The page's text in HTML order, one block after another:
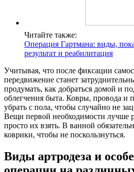
Читайте также:
Операция Гартмана: виды,
результат и реабилитация
Учитывая, что после фиксации
передвижение станет
продумать, как добраться домой и
облегчения быта. Ковры, провода и
убрать с пола, чтобы случайно не
Вещи первой необходимости лучше
просто их взять. В ванной
коврики, чтобы не поскользнуться.
Виды артродеза и